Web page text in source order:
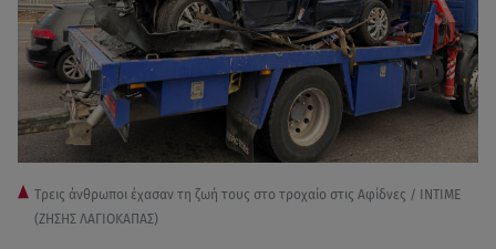
Τρεις άνθρωποι έχασαν τη ζωή τους στο τροχαίο στις Αφίδνες / ΙΝΤΙΜΕ
(ΖΗΣΗΣ ΛΑΓΙΟΚΑΠΑΣ)